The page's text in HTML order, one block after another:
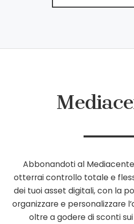
Abbonandoti al
otterrai controllo totale e
dei tuoi asset digitali, con la
organizzare e personalizzare
oltre a godere di sconti